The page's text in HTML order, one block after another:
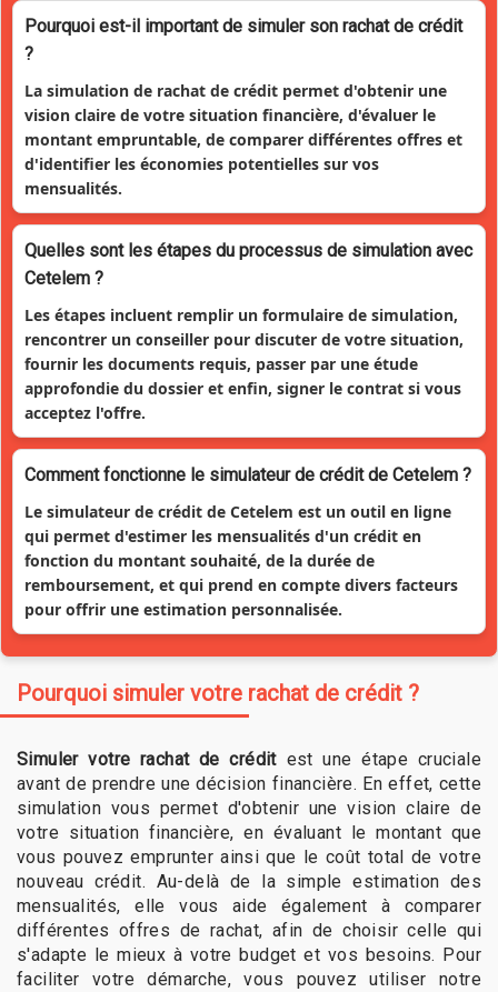
Pourquoi est-il important de simuler son rachat de crédit
?
La simulation de rachat de crédit permet d'obtenir une
vision claire de votre situation financière, d'évaluer le
montant empruntable, de comparer différentes offres et
d'identifier les économies potentielles sur vos
mensualités.
Quelles sont les étapes du processus de simulation avec
Cetelem ?
Les étapes incluent remplir un formulaire de simulation,
rencontrer un conseiller pour discuter de votre situation,
fournir les documents requis, passer par une étude
approfondie du dossier et enfin, signer le contrat si vous
acceptez l'offre.
Comment fonctionne le simulateur de crédit de Cetelem ?
Le simulateur de crédit de Cetelem est un outil en ligne
qui permet d'estimer les mensualités d'un crédit en
fonction du montant souhaité, de la durée de
remboursement, et qui prend en compte divers facteurs
pour offrir une estimation personnalisée.
Pourquoi simuler votre rachat de crédit ?
Simuler votre rachat de créditest une étape cruciale
avant de prendre une décision financière. En effet, cette
simulation vous permet d'obtenir une vision claire de
votre situation financière, en évaluant le montant que
vous pouvez emprunter ainsi que le coût total de votre
nouveau crédit. Au-delà de la simple estimation des
mensualités, elle vous aide également à comparer
différentes offres de rachat, afin de choisir celle qui
s'adapte le mieux à votre budget et vos besoins. Pour
faciliter votre démarche, vous pouvez utiliser notre